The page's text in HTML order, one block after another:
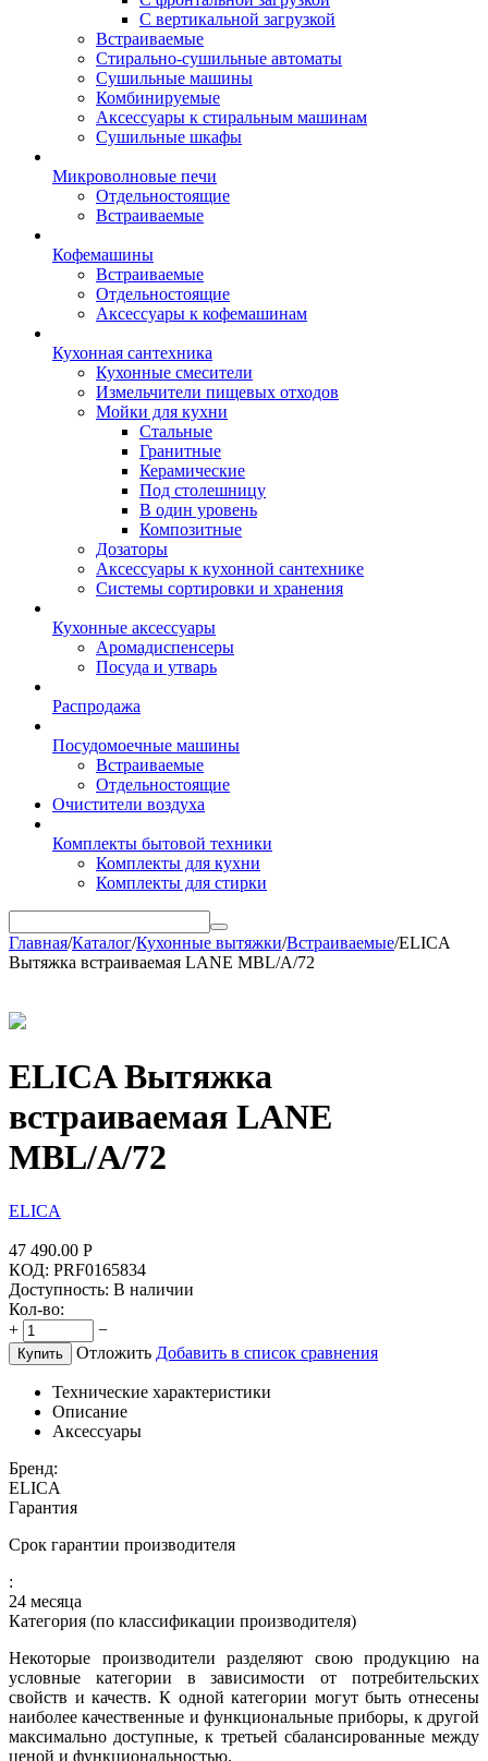
С вертикальной загрузкой
Встраиваемые
Стирально-сушильные автоматы
Сушильные машины
Комбинируемые
Аксессуары к стиральным машинам
Сушильные шкафы
Микроволновые печи
Отдельностоящие
Встраиваемые
Кофемашины
Встраиваемые
Отдельностоящие
Аксессуары к кофемашинам
Кухонная сантехника
Кухонные смесители
Измельчители пищевых отходов
Мойки для кухни
Стальные
Гранитные
Керамические
Под столешницу
В один уровень
Композитные
Дозаторы
Аксессуары к кухонной сантехнике
Системы сортировки и хранения
Кухонные аксессуары
Аромадиспенсеры
Посуда и утварь
Распродажа
Посудомоечные машины
Встраиваемые
Отдельностоящие
Очистители воздуха
Комплекты бытовой техники
Комплекты для кухни
Комплекты для стирки
Главная/Каталог/Кухонные вытяжки/Встраиваемые/ELICA
Вытяжка встраиваемая LANE MBL/A/72
ELICA Вытяжка
встраиваемая LANE
MBL/A/72
ELICA
47 490.00 Р
КОД: PRF0165834
Доступность: В наличии
Кол-во:
+
−
Купить Отложить Добавить в список сравнения
Технические характеристики
Описание
Аксессуары
Бренд:
ELICA
Гарантия
Срок гарантии производителя
:
24 месяца
Категория (по классификации производителя)
Некоторые производители разделяют свою продукцию на
условные категории в зависимости от потребительских
свойств и качеств. К одной категории могут быть отнесены
наиболее качественные и функциональные приборы, к другой
максимально доступные, к третьей сбалансированные между
ценой и функциональностью.